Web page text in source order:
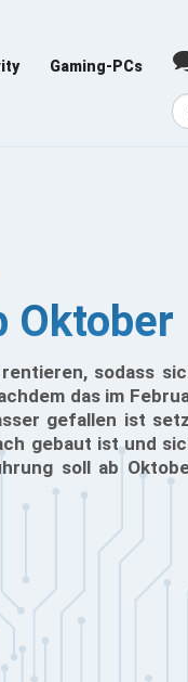
Gaming-PCs
Oktober
sodass
das im
gefallen ist
gebaut ist und
soll ab